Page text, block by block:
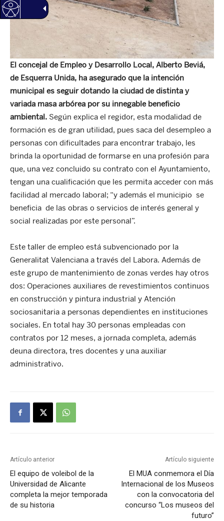
El concejal de Empleo y Desarrollo Local, Alberto Beviá,
de Esquerra Unida, ha asegurado que la intención
municipal es seguir dotando la ciudad de distinta y
variada masa arbórea por su innegable beneficio
ambiental. Según explica el regidor, esta modalidad de
formación es de gran utilidad, pues saca del desempleo a
personas con dificultades para encontrar trabajo, les
brinda la oportunidad de formarse en una profesión para
que, una vez concluido su contrato con el Ayuntamiento,
tengan una cualificación que les permita acceder con más
facilidad al mercado laboral; “y además el municipio se
beneficia de las obras o servicios de interés general y
social realizadas por este personal”.
Este taller de empleo está subvencionado por la
Generalitat Valenciana a través del Labora. Además de
este grupo de mantenimiento de zonas verdes hay otros
dos: Operaciones auxiliares de revestimientos continuos
en construcción y pintura industrial y Atención
sociosanitaria a personas dependientes en instituciones
sociales. En total hay 30 personas empleadas con
contratos por 12 meses, a jornada completa, además
deuna directora, tres docentes y una auxiliar
administrativo.
Artículo anterior
El equipo de voleibol de la
Universidad de Alicante
completa la mejor temporada
de su historia
Artículo siguiente
El MUA conmemora el Día
Internacional de los Museos
con la convocatoria del
concurso “Los museos del
futuro”